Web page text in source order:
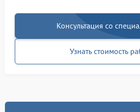
Консультация со
Узнать стоимость